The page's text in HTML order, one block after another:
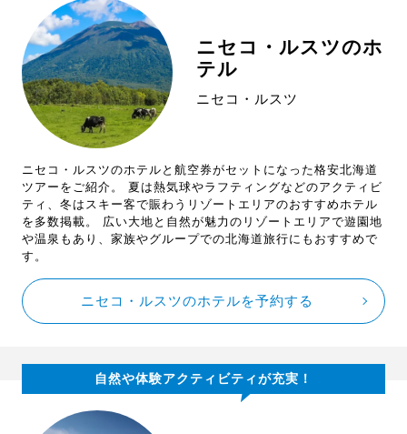
ニセコ・ルスツのホ
テル
ニセコ・ルスツ
ニセコ・ルスツのホテルと航空券がセットになった格安北海道
ツアーをご紹介。 夏は熱気球やラフティングなどのアクティビ
ティ、冬はスキー客で賑わうリゾートエリアのおすすめホテル
を多数掲載。 広い大地と自然が魅力のリゾートエリアで遊園地
や温泉もあり、家族やグループでの北海道旅行にもおすすめで
す。
ニセコ・ルスツのホテルを予約する
自然や体験アクティビティが充実！